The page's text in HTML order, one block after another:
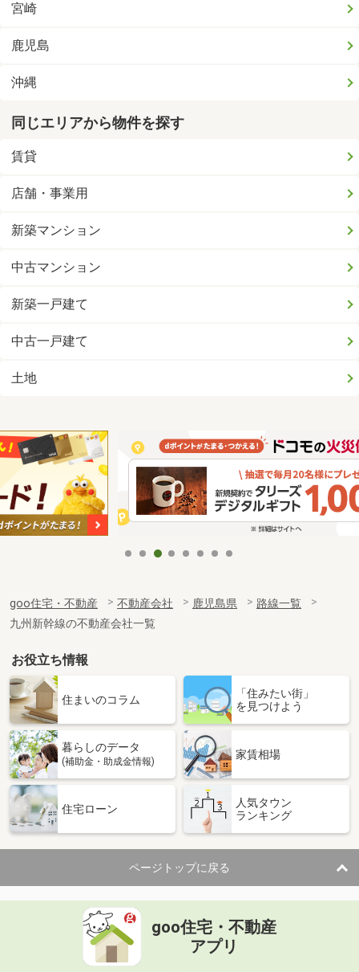
宮崎
鹿児島
沖縄
同じエリアから物件を探す
賃貸
店舗・事業用
新築マンション
中古マンション
新築一戸建て
中古一戸建て
土地
goo住宅・不動産 不動産会社 鹿児島県
路線一覧
九州新幹線の不動産会社一覧
お役立ち情報
住まいのコラム
「住みたい街」
を見つけよう
暮らしのデータ
(補助金・助成金情報)
家賃相場
住宅ローン
人気タウン
ランキング
ページトップに戻る
goo住宅・不動産
アプリ